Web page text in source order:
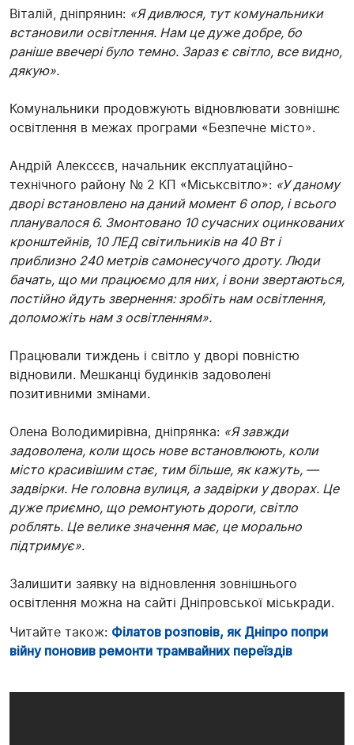
Віталій, дніпрянин: «Я дивлюся, тут комунальники
встановили освітлення. Нам це дуже добре, бо
раніше ввечері було темно. Зараз є світло, все видно,
дякую».
Комунальники продовжують відновлювати зовнішнє
освітлення в межах програми «Безпечне місто».
Андрій Алексєєв, начальник експлуатаційно-
технічного району № 2 КП «Міськсвітло»: «У даному
дворі встановлено на даний момент 6 опор, і всього
планувалося 6. Змонтовано 10 сучасних оцинкованих
кронштейнів, 10 ЛЕД світильників на 40 Вт і
приблизно 240 метрів самонесучого дроту. Люди
бачать, що ми працюємо для них, і вони звертаються,
постійно йдуть звернення: зробіть нам освітлення,
допоможіть нам з освітленням».
Працювали тиждень і світло у дворі повністю
відновили. Мешканці будинків задоволені
позитивними змінами.
Олена Володимирівна, дніпрянка: «Я завжди
задоволена, коли щось нове встановлюють, коли
місто красивішим стає, тим більше, як кажуть, —
задвірки. Не головна вулиця, а задвірки у дворах. Це
дуже приємно, що ремонтують дороги, світло
роблять. Це велике значення має, це морально
підтримує».
Залишити заявку на відновлення зовнішнього
освітлення можна на сайті Дніпровської міськради.
Читайте також: Філатов розповів, як Дніпро попри
війну поновив ремонти трамвайних переїздів